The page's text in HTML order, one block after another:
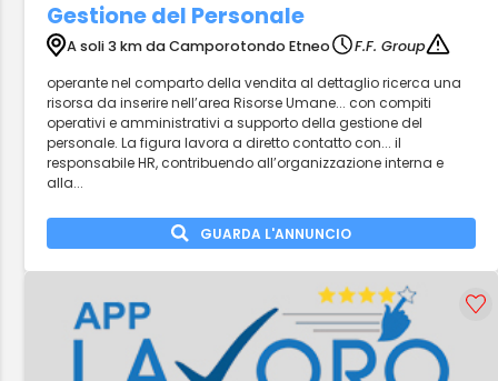
Gestione del Personale
A soli 3 km da Camporotondo Etneo
F.F. Group
operante nel comparto della vendita al dettaglio ricerca una
risorsa da inserire nell’area Risorse Umane... con compiti
operativi e amministrativi a supporto della gestione del
personale. La figura lavora a diretto contatto con... il
responsabile HR, contribuendo all’organizzazione interna e
alla...
GUARDA L'ANNUNCIO